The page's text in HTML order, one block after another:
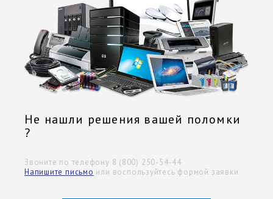
Не нашли решения вашей поломки
?
Звоните по телефону 8 (800) 250-54-44
Напишите письмо или воспользуйтесь формой заявки